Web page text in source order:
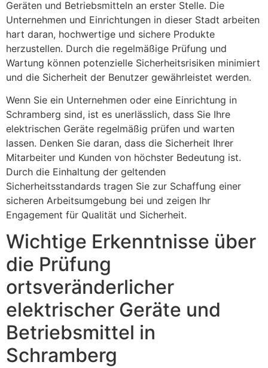
Geräten und Betriebsmitteln an erster Stelle. Die
Unternehmen und Einrichtungen in dieser Stadt arbeiten
hart daran, hochwertige und sichere Produkte
herzustellen. Durch die regelmäßige Prüfung und
Wartung können potenzielle Sicherheitsrisiken minimiert
und die Sicherheit der Benutzer gewährleistet werden.
Wenn Sie ein Unternehmen oder eine Einrichtung in
Schramberg sind, ist es unerlässlich, dass Sie Ihre
elektrischen Geräte regelmäßig prüfen und warten
lassen. Denken Sie daran, dass die Sicherheit Ihrer
Mitarbeiter und Kunden von höchster Bedeutung ist.
Durch die Einhaltung der geltenden
Sicherheitsstandards tragen Sie zur Schaffung einer
sicheren Arbeitsumgebung bei und zeigen Ihr
Engagement für Qualität und Sicherheit.
Wichtige Erkenntnisse über
die Prüfung
ortsveränderlicher
elektrischer Geräte und
Betriebsmittel in
Schramberg